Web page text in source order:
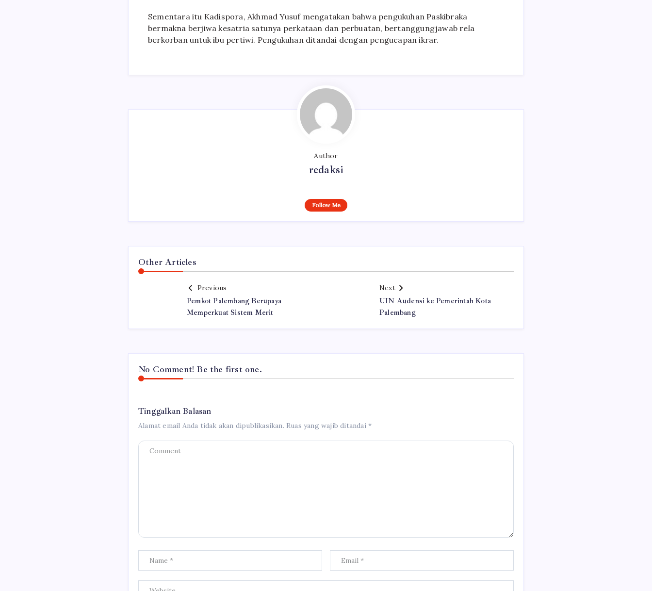
Sementara itu Kadispora, Akhmad Yusuf mengatakan bahwa pengukuhan Paskibraka
bermakna berjiwa kesatria satunya perkataan dan perbuatan, bertanggungjawab rela
berkorban untuk ibu pertiwi. Pengukuhan ditandai dengan pengucapan ikrar.
Author
redaksi
Follow Me
Other Articles
Previous
Pemkot Palembang Berupaya
Memperkuat Sistem Merit
Next
UIN Audensi ke Pemerintah Kota
Palembang
No Comment! Be the first one.
Tinggalkan Balasan
Alamat email Anda tidak akan dipublikasikan. Ruas yang wajib ditandai*